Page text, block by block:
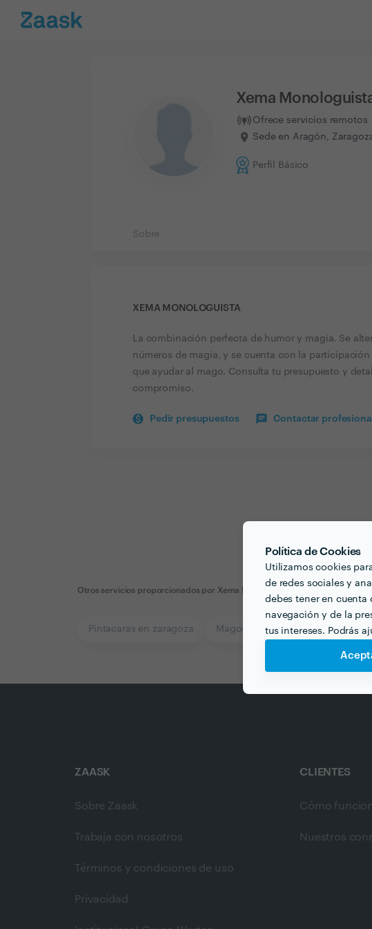
Política de Cookies
Utilizamos cookies
de redes sociales y
debes tener en cuenta
navegación y de la
tus intereses. Podrás
Xema
Ofrece servicios remotos
Sede en Aragón,
Perfil Básico
Sobre
XEMA MONOLOGUISTA
La combinación perfecta de humor y magia. Se
números de magia, y se cuenta con la
que ayudar al mago. Consulta tu presupuesto y
compromiso.
Pedir presupuestos Contactar profesional
Otros servicios proporcionados por Xema Monologuista
Pintacaras en zaragoza Magos en zaragoza
ZAASK
Sobre Zaask
Trabaja con nosotros
Términos y condiciones de uso
Privacidad
CLIENTES
Cómo
Nuestros